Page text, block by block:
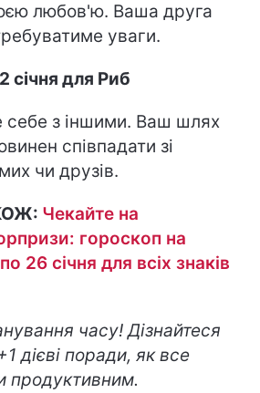
любов'ю. Ваша друга
уваги.
січня для Риб
себе з іншими. Ваш шлях
співпадати зі
чи друзів.
Чекайте на
гороскоп на
26 січня для всіх знаків
часу! Дізнайтеся
дієві поради, як все
продуктивним.